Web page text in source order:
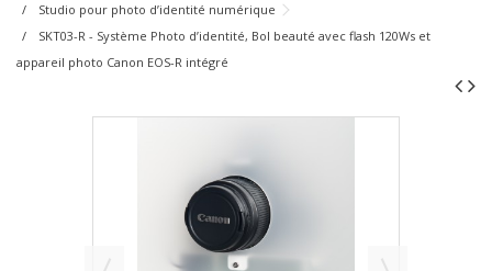
Studio pour photo d’identité numérique
SKT03-R - Système Photo d’identité, Bol beauté avec flash 120Ws et
appareil photo Canon EOS-R intégré